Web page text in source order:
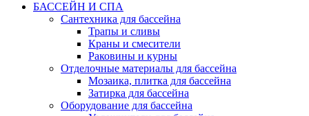
БАССЕЙН И СПА
Сантехника для бассейна
Трапы и сливы
Краны и смесители
Раковины и курны
Отделочные материалы для бассейна
Мозаика, плитка для бассейна
Затирка для бассейна
Оборудование для бассейна